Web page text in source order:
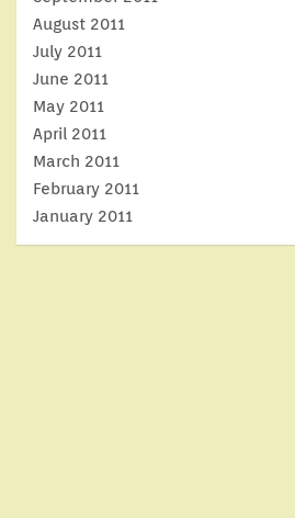
August 2011
July 2011
June 2011
May 2011
April 2011
March 2011
February 2011
January 2011